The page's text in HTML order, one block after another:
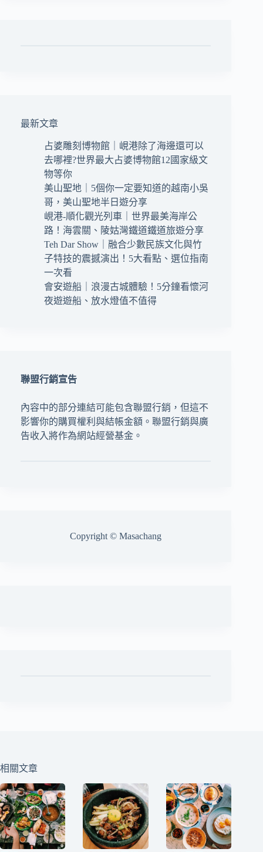
最新文章
占婆雕刻博物館｜峴港除了海邊還可以
去哪裡?世界最大占婆博物館12國家級文
物等你
美山聖地｜5個你一定要知道的越南小吳
哥，美山聖地半日遊分享
峴港-順化觀光列車｜世界最美海岸公
路！海雲關、陵姑灣鐵道鐵道旅遊分享
Teh Dar Show｜融合少數民族文化與竹
子特技的震撼演出！5大看點、選位指南
一次看
會安遊船｜浪漫古城體驗！5分鐘看懷河
夜遊遊船、放水燈值不值得
聯盟行銷宣告
內容中的部分連結可能包含聯盟行銷，但這不
影響你的購買權利與結帳金額。聯盟行銷與廣
告收入將作為網站經營基金。
Copyright © Masachang
相關文章